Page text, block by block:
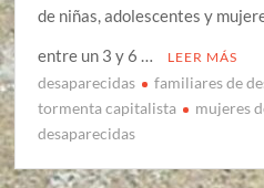
de niñas, adolescentes y
entre un 3 y 6 …
LEER MÁS
desaparecidas familiares de
tormenta capitalista
mujeres
desaparecidas